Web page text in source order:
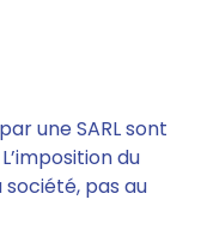
une SARL sont
L’imposition du
pas au